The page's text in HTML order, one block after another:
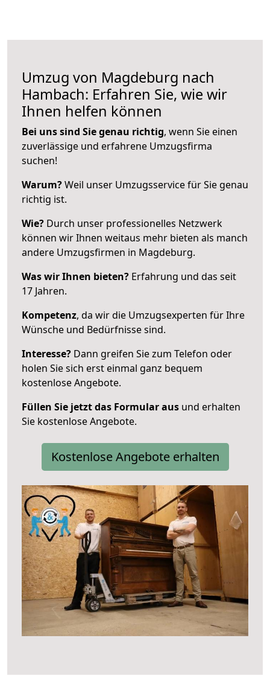
Umzug von Magdeburg nach
Hambach: Erfahren Sie, wie wir
Ihnen helfen können
Bei uns sind Sie genau richtig, wenn Sie einen
zuverlässige und erfahrene Umzugsfirma
suchen!
Warum?Weil unser Umzugsservice für Sie genau
richtig ist.
Wie? Durch unser professionelles Netzwerk
können wir Ihnen weitaus mehr bieten als manch
andere Umzugsfirmen in Magdeburg.
Was wir Ihnen bieten? Erfahrung und das seit
17 Jahren.
Kompetenz, da wir die Umzugsexperten für Ihre
Wünsche und Bedürfnisse sind.
Interesse? Dann greifen Sie zum Telefon oder
holen Sie sich erst einmal ganz bequem
kostenlose Angebote.
Füllen Sie jetzt das Formular aus und erhalten
Sie kostenlose Angebote.
Kostenlose Angebote erhalten